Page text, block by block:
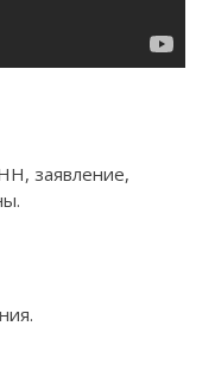
заявление,